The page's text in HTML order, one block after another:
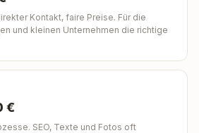
Kontakt, faire Preise. Für die
und kleinen Unternehmen die richtige
€
SEO, Texte und Fotos oft